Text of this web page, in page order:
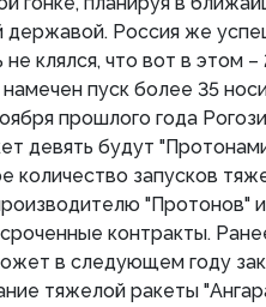
державой. Россия же
не клялся, что вот в этом
пуск более 35
прошлого года
девять будут
количество запусков
"Протонов" и
контракты.
в следующем году
тяжелой ракеты